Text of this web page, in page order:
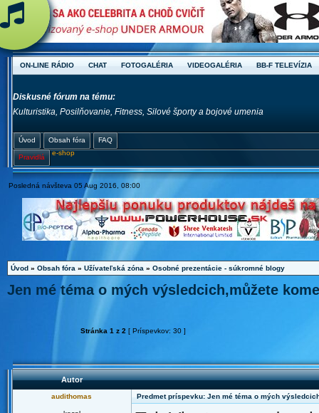
ON-LINE RÁDIO CHAT FOTOGALÉRIA VIDEOGALÉRIA BB-F TELEVÍZIA
Diskusné fórum na tému:
Kulturistika, Posilňovanie, Fitness, Silové športy a bojové umenia
Úvod Obsah fóra FAQ
Pravidlá
e-shop
Posledná návšteva 05 Aug 2016, 08:00
Úvod » Obsah fóra » Užívateľská zóna » Osobné prezentácie - súkromné blogy
Jen mé téma o mých výsledcich,můžete
Stránka 1 z 2 [ Príspevkov: 30 ]
Autor
audithomas Predmet príspevku: Jen mé téma o mých